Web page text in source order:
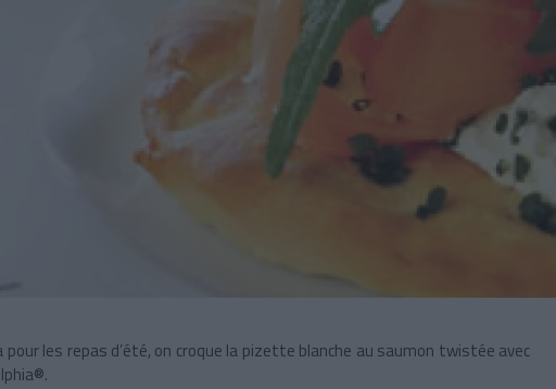
les repas d’été, on croque la pizette blanche au saumon twistée avec